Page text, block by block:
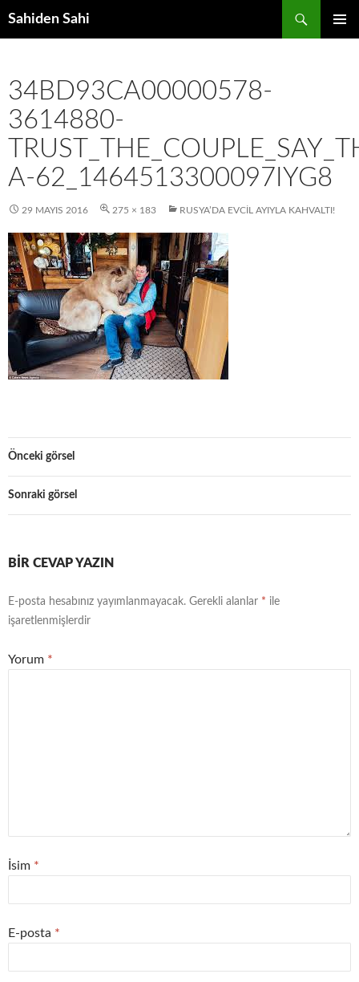
Sahiden Sahi
34BD93CA00000578-
3614880-
A-62_1464513300097IYG8
29 MAYIS 2016 275 × 183 RUSYA’DA EVCIL AYIYLA KAHVALTI!
Önceki görsel
Sonraki görsel
BIR CEVAP YAZIN
E-posta hesabınız yayımlanmayacak. Gerekli alanlar * ile
işaretlenmişlerdir
Yorum *
İsim *
E-posta *